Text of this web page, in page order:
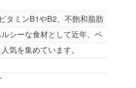
タミンB1やB2、不飽和脂肪
シーな食材として近年、ペ
気を集めています。